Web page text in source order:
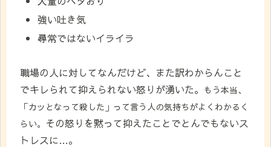
強い吐き気
尋常ではないイライラ
職場の人に対してなんだけど、また訳わからんこと
でキレられて抑えられない怒りが湧いた。 もう本当、
「カッとなって殺した」って言う人の気持ちがよくわかるく
らい。 その怒りを黙って抑えたことでとんでもないス
トレスに…。